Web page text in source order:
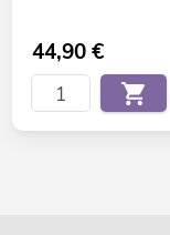
44,90€